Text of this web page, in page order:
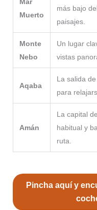
Muerto
más bajo
paisajes.
Monte
Nebo
Un lugar
vistas
Aqaba
La salida
para
Amán
La capital
habitual y
ruta.
Pincha aquí y